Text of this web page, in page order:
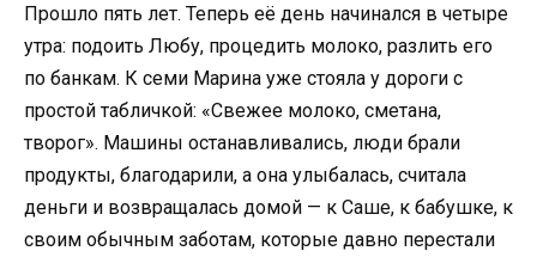
Прошло пять лет. Теперь её день начинался в четыре
утра: подоить Любу, процедить молоко, разлить его
по банкам. К семи Марина уже стояла у дороги с
простой табличкой: «Свежее молоко, сметана,
творог». Машины останавливались, люди брали
продукты, благодарили, а она улыбалась, считала
деньги и возвращалась домой — к Саше, к бабушке, к
своим обычным заботам, которые давно перестали